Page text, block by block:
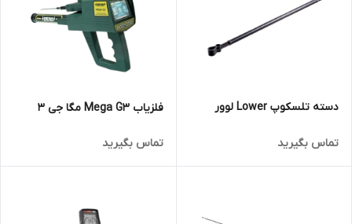
دسته تلسکوپ Lower لوور
تماس بگیرید
فلزیاب Mega G3 مگا جی 3
تماس بگیرید